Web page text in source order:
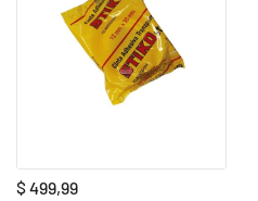
$ 499,99